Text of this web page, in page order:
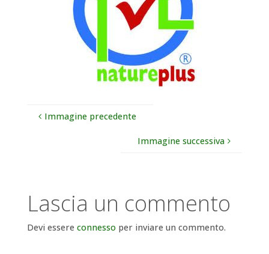
Immagine precedente
Immagine successiva
Lascia un commento
Devi essere connesso per inviare un commento.